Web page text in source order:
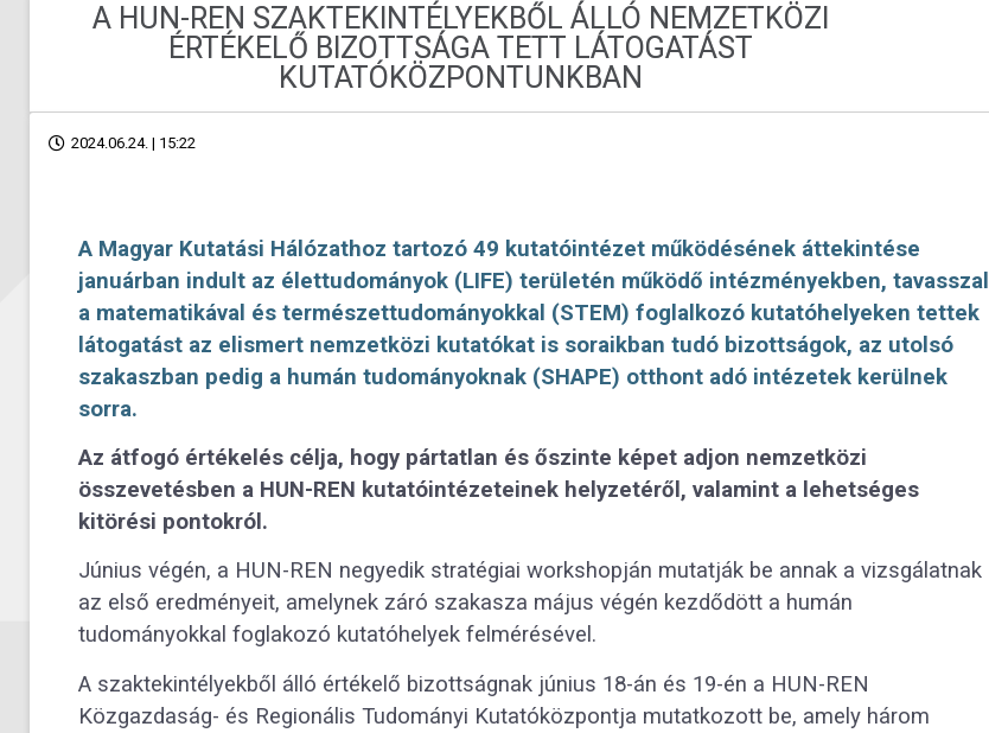
A HUN-REN SZAKTEKINTÉLYEKBŐL ÁLLÓ NEMZETKÖZI
ÉRTÉKELŐ BIZOTTSÁGA TETT LÁTOGATÁST
KUTATÓKÖZPONTUNKBAN
2024.06.24. | 15:22
A Magyar Kutatási Hálózathoz tartozó 49 kutatóintézet működésének áttekintése
januárban indult az élettudományok (LIFE) területén működő intézményekben, tavasszal
a matematikával és természettudományokkal (STEM) foglalkozó kutatóhelyeken tettek
látogatást az elismert nemzetközi kutatókat is soraikban tudó bizottságok, az utolsó
szakaszban pedig a humán tudományoknak (SHAPE) otthont adó intézetek kerülnek
sorra.
Az átfogó értékelés célja, hogy pártatlan és őszinte képet adjon nemzetközi
összevetésben a HUN-REN kutatóintézeteinek helyzetéről, valamint a lehetséges
kitörési pontokról.
Június végén, a HUN-REN negyedik stratégiai workshopján mutatják be annak a vizsgálatnak
az első eredményeit, amelynek záró szakasza május végén kezdődött a humán
tudományokkal foglakozó kutatóhelyek felmérésével.
A szaktekintélyekből álló értékelő bizottságnak június 18-án és 19-én a HUN-REN
Közgazdaság- és Regionális Tudományi Kutatóközpontja mutatkozott be, amely három